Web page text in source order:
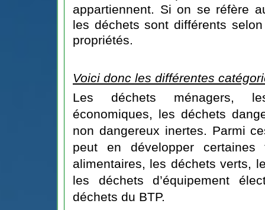
appartiennent. Si on se réfère
les déchets sont différents
propriétés.
Voici donc les différentes
Les déchets ménagers,
économiques, les déchets
non dangereux inertes. Parmi
peut en développer
alimentaires, les déchets verts,
les déchets d’équipement
déchets du BTP.